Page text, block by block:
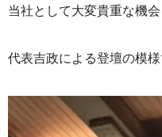
当社として大変貴重な機会
代表吉政による登壇の模様